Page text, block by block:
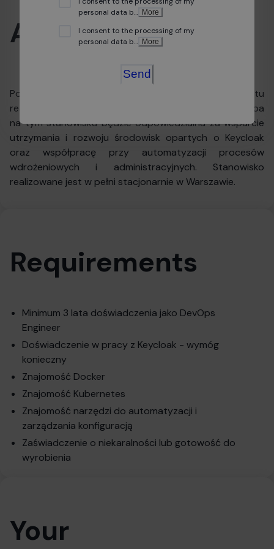
About position
Poszukujemy DevOps Engineera do projektu
realizowanego dla klienta z sektora publicznego. Osoba
na tym stanowisku będzie odpowiedzialna za wsparcie
utrzymania i rozwoju środowisk opartych o Keycloak
oraz współpracę przy automatyzacji procesów
wdrożeniowych i administracyjnych. Stanowisko
realizowane jest w pełni stacjonarnie w Warszawie.
Requirements
Minimum 3 lata doświadczenia jako DevOps
Engineer
Doświadczenie w pracy z Keycloak - wymóg
konieczny
Znajomość Docker
Znajomość Kubernetes
Znajomość narzędzi do automatyzacji i
zarządzania konfiguracją
Zaświadczenie o niekaralności lub gotowość do
wyrobienia
Your
personal data b… More
I consent to the processing of my
personal data b… More
Send